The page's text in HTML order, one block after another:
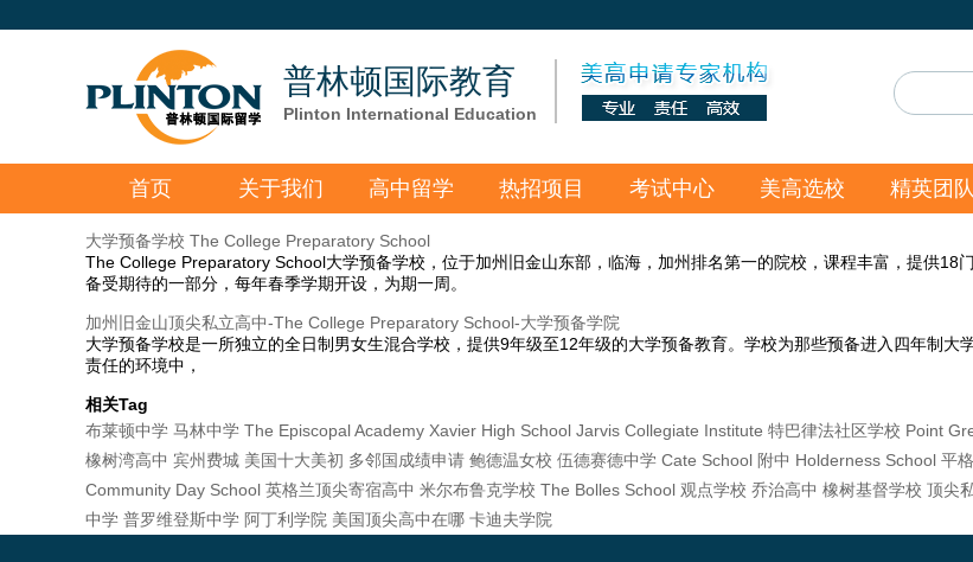
普林顿国际教育
Plinton International Education
首页 关于我们 高中留学 热招项目 考试中心 美高选校 精英团队
大学预备学校 The College Preparatory School
The College Preparatory School大学预备学校，位于加州旧金山东部，临海，加州排名第一的院校，课程丰富，提供
备受期待的一部分，每年春季学期开设，为期一周。
加州旧金山顶尖私立高中-The College Preparatory School-大学预备学院
大学预备学校是一所独立的全日制男女生混合学校，提供9年级至12年级的大学预备教育。学校为那些预备进入四年制
责任的环境中，
相关Tag
布莱顿中学 马林中学 The Episcopal Academy Xavier High School Jarvis Collegiate Institute 特巴律法社区学校 Point
橡树湾高中 宾州费城 美国十大美初 多邻国成绩申请 鲍德温女校 伍德赛德中学 Cate School 附中 Holderness School 平
Community Day School 英格兰顶尖寄宿高中 米尔布鲁克学校 The Bolles School 观点学校 乔治高中 橡树基督学校 顶尖
中学 普罗维登斯中学 阿丁利学院 美国顶尖高中在哪 卡迪夫学院